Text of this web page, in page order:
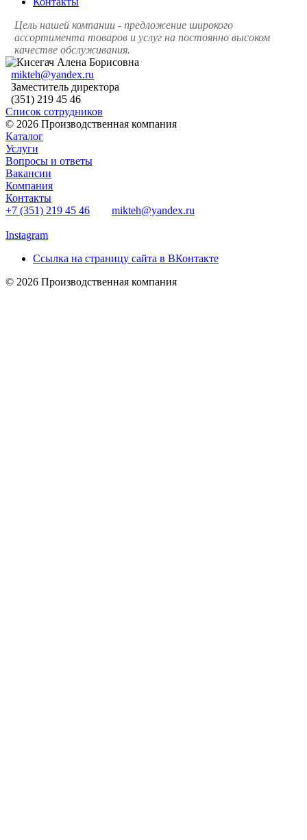
Цель нашей компании - предложение широкого
ассортимента товаров и услуг на постоянно высоком
качестве обслуживания.
mikteh@yandex.ru
Заместитель директора
(351) 219 45 46
Список сотрудников
© 2026 Производственная компания
Каталог
Услуги
Вопросы и ответы
Вакансии
Компания
Контакты
+7 (351) 219 45 46
mikteh@yandex.ru
Instagram
Ссылка на страницу сайта в ВКонтакте
© 2026 Производственная компания